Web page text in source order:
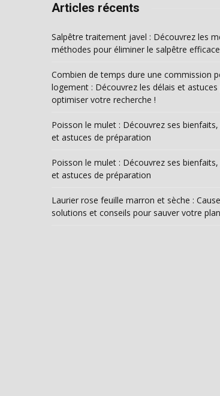
Articles récents
Salpêtre traitement javel : Découvrez les
méthodes pour éliminer le salpêtre
Combien de temps dure une commission
logement : Découvrez les délais et
optimiser votre recherche !
Poisson le mulet : Découvrez ses
et astuces de préparation
Poisson le mulet : Découvrez ses
et astuces de préparation
Laurier rose feuille marron et sèche :
solutions et conseils pour sauver votre